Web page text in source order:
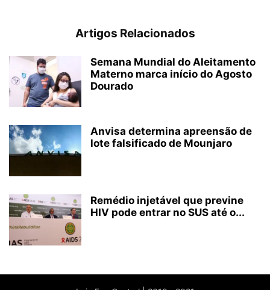
Artigos Relacionados
Semana Mundial do Aleitamento
Materno marca início do Agosto
Dourado
Anvisa determina apreensão de
lote falsificado de Mounjaro
Remédio injetável que previne
HIV pode entrar no SUS até o...